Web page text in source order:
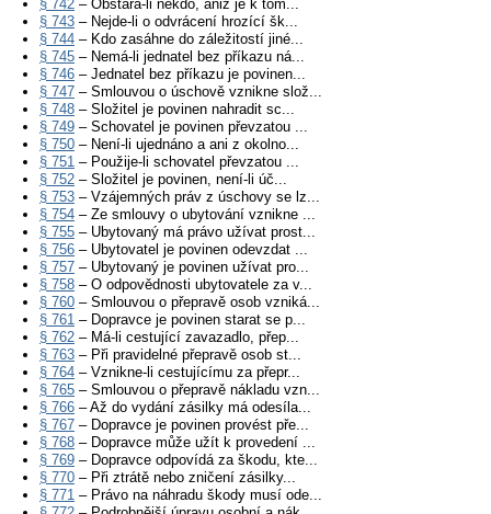
§ 742 – Obstará-li někdo, aniž je k tom...
§ 743 – Nejde-li o odvrácení hrozící šk...
§ 744 – Kdo zasáhne do záležitostí jiné...
§ 745 – Nemá-li jednatel bez příkazu ná...
§ 746 – Jednatel bez příkazu je povinen...
§ 747 – Smlouvou o úschově vznikne slož...
§ 748 – Složitel je povinen nahradit sc...
§ 749 – Schovatel je povinen převzatou ...
§ 750 – Není-li ujednáno a ani z okolno...
§ 751 – Použije-li schovatel převzatou ...
§ 752 – Složitel je povinen, není-li úč...
§ 753 – Vzájemných práv z úschovy se lz...
§ 754 – Ze smlouvy o ubytování vznikne ...
§ 755 – Ubytovaný má právo užívat prost...
§ 756 – Ubytovatel je povinen odevzdat ...
§ 757 – Ubytovaný je povinen užívat pro...
§ 758 – O odpovědnosti ubytovatele za v...
§ 760 – Smlouvou o přepravě osob vzniká...
§ 761 – Dopravce je povinen starat se p...
§ 762 – Má-li cestující zavazadlo, přep...
§ 763 – Při pravidelné přepravě osob st...
§ 764 – Vznikne-li cestujícímu za přepr...
§ 765 – Smlouvou o přepravě nákladu vzn...
§ 766 – Až do vydání zásilky má odesíla...
§ 767 – Dopravce je povinen provést pře...
§ 768 – Dopravce může užít k provedení ...
§ 769 – Dopravce odpovídá za škodu, kte...
§ 770 – Při ztrátě nebo zničení zásilky...
§ 771 – Právo na náhradu škody musí ode...